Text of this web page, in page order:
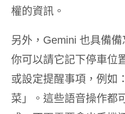
權的資訊。
另外，Gemini 也具備備
你可以請它記下停車位
或設定提醒事項，例如
菜」。這些語音操作都